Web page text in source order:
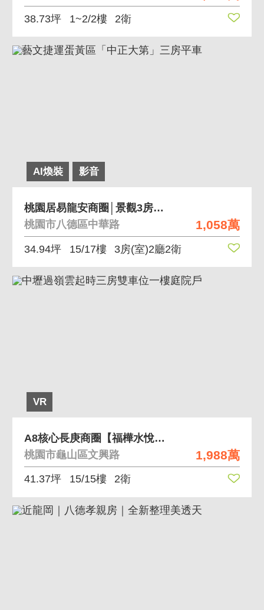
38.73坪 1~2/2樓 2衛
AI煥裝 影音
1,058萬
桃園居易龍安商圈│景觀3房車｜稀有大車位｜
桃園市八德區中華路
34.94坪 15/17樓 3房(室)2廳2衛
VR
1,988萬
A8核心長庚商圈【福樺水悅】高樓採光平面車位
桃園市龜山區文興路
41.37坪 15/15樓 2衛